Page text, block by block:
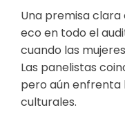
Una premisa
eco en todo el
cuando las
Las panelistas
pero aún
culturales.